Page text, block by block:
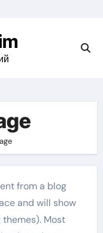
from a blog
and will show
Most